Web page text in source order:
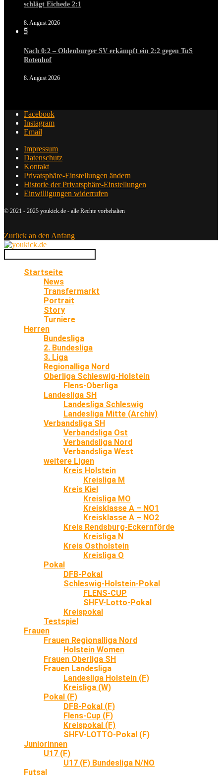
schlägt Eichede 2:1
8. August 2026
5
Nach 0:2 – Oldenburger SV erkämpft ein 2:2 gegen TuS
Rotenhof
8. August 2026
Facebook
Instagram
Email
Impressum
Datenschutz
Kontakt
Privatsphäre-Einstellungen ändern
Historie der Privatsphäre-Einstellungen
Einwilligungen widerrufen
© 2021 - 2025 youkick.de - alle Rechte vorbehalten
Zurück an den Anfang
Startseite
News
Transfermarkt
Portrait
Story
Turniere
Herren
Bundesliga
2. Bundesliga
3. Liga
Regionalliga Nord
Oberliga Schleswig-Holstein
Flens-Oberliga
Landesliga SH
Landesliga Schleswig
Landesliga Mitte (Archiv)
Verbandsliga SH
Verbandsliga Ost
Verbandsliga Nord
Verbandsliga West
weitere Ligen
Kreis Holstein
Kreisliga M
Kreis Kiel
Kreisliga MO
Kreisklasse A – NO1
Kreisklasse A – NO2
Kreis Rendsburg-Eckernförde
Kreisliga N
Kreis Ostholstein
Kreisliga O
Pokal
DFB-Pokal
Schleswig-Holstein-Pokal
FLENS-CUP
SHFV-Lotto-Pokal
Kreispokal
Testspiel
Frauen
Frauen Regionalliga Nord
Holstein Women
Frauen Oberliga SH
Frauen Landesliga
Landesliga Holstein (F)
Kreisliga (W)
Pokal (F)
DFB-Pokal (F)
Flens-Cup (F)
Kreispokal (F)
SHFV-LOTTO-Pokal (F)
Juniorinnen
U17 (F)
U17 (F) Bundesliga N/NO
Futsal